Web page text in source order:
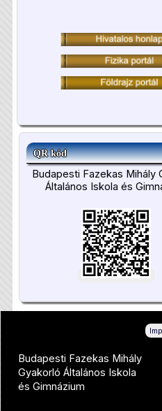
QR kód
Budapesti Fazekas Mihály
Általános Iskola és
Budapesti Fazekas Mihály
Gyakorló Általános Iskola
és Gimnázium